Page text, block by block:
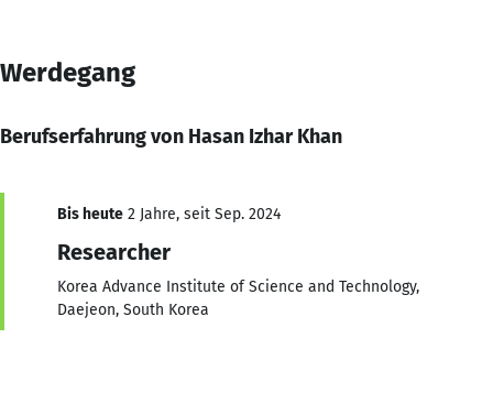
Werdegang
Berufserfahrung von Hasan Izhar Khan
Bis heute 2 Jahre, seit Sep. 2024
Researcher
Korea Advance Institute of Science and Technology,
Daejeon, South Korea